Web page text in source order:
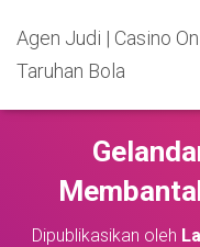
Agen Judi | Casino
Taruhan Bola
Dipublikasikan oleh